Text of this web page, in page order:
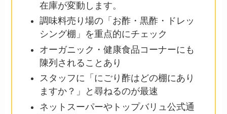
在庫が変動します。
調味料売り場の「お酢・黒酢・ドレッ
シング棚」を重点的にチェック
オーガニック・健康食品コーナーにも
陳列されることあり
スタッフに「にごり酢はどの棚にあり
ますか？」と尋ねるのが最速
ネットスーパーやトップバリュ公式通